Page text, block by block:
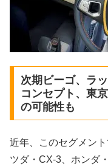
次期ビーゴ、ラ
コンセプト、東
の可能性も
近年、このセグメン
ツダ・CX-3、ホンダ